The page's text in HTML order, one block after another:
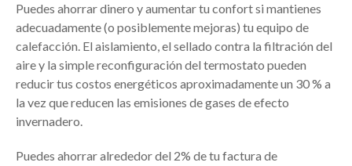
Puedes ahorrar dinero y aumentar tu confort si mantienes
adecuadamente (o posiblemente mejoras) tu equipo de
calefacción. El aislamiento, el sellado contra la filtración del
aire y la simple reconfiguración del termostato pueden
reducir tus costos energéticos aproximadamente un 30 % a
la vez que reducen las emisiones de gases de efecto
invernadero.
Puedes ahorrar alrededor del 2% de tu factura de